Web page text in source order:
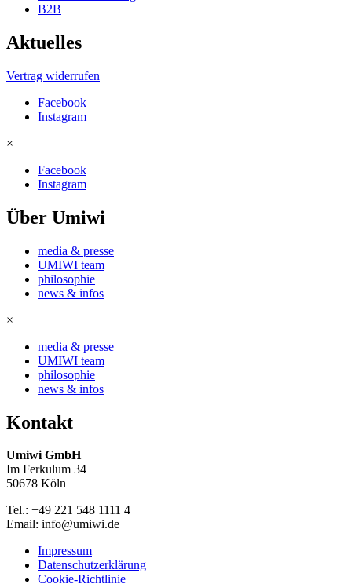
B2B
Aktuelles
Vertrag widerrufen
Facebook
Instagram
×
Facebook
Instagram
Über Umiwi
media & presse
UMIWI team
philosophie
news & infos
×
media & presse
UMIWI team
philosophie
news & infos
Kontakt
Umiwi GmbH
Im Ferkulum 34
50678 Köln
Tel.: +49 221 548 1111 4
Email: info@umiwi.de
Impressum
Datenschutzerklärung
Cookie-Richtlinie